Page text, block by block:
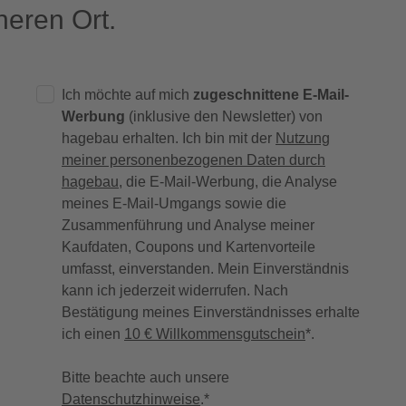
Ort.
Ich möchte auf mich zugeschnittene E-Mail-
Werbung (inklusive den Newsletter) von
hagebau erhalten. Ich bin mit der Nutzung
meiner personenbezogenen Daten durch
hagebau, die E-Mail-Werbung, die Analyse
meines E-Mail-Umgangs sowie die
Zusammenführung und Analyse meiner
Kaufdaten, Coupons und Kartenvorteile
umfasst, einverstanden. Mein Einverständnis
kann ich jederzeit widerrufen. Nach
Bestätigung meines Einverständnisses erhalte
ich einen 10 € Willkommensgutschein*.
Bitte beachte auch unsere
Datenschutzhinweise.